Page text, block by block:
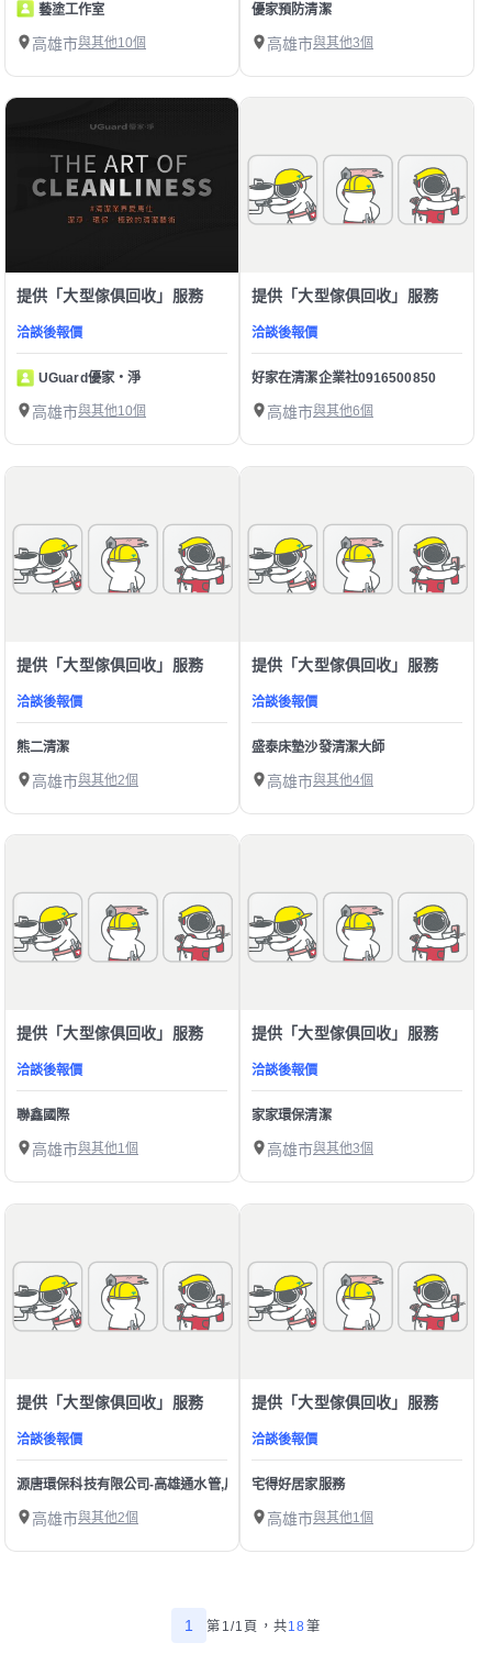
藝塗工作室
高雄市與其他10個
優家預防清潔
高雄市與其他3個
提供「大型傢俱回收」服務
洽談後報價
UGuard優家・淨
高雄市與其他10個
提供「大型傢俱回收」服務
洽談後報價
好家在清潔企業社0916500850
高雄市與其他6個
提供「大型傢俱回收」服務
洽談後報價
熊二清潔
高雄市與其他2個
提供「大型傢俱回收」服務
洽談後報價
盛泰床墊沙發清潔大師
高雄市與其他4個
提供「大型傢俱回收」服務
洽談後報價
聯鑫國際
高雄市與其他1個
提供「大型傢俱回收」服務
洽談後報價
家家環保清潔
高雄市與其他3個
提供「大型傢俱回收」服務
洽談後報價
源唐環保科技有限公司-高雄通水管,屏東通水管,高雄清洗水管,高雄水管內視鏡檢
高雄市與其他2個
提供「大型傢俱回收」服務
洽談後報價
宅得好居家服務
高雄市與其他1個
1 第1/1頁， 共18筆